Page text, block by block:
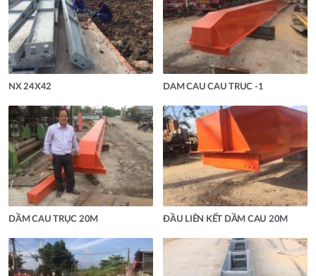
NX 24X42 DAM CAU CAU TRUC -1
DẦM CAU TRỤC 20M ĐẦU LIÊN KẾT DẦM CAU 20M